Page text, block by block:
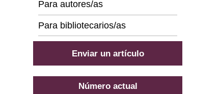
Para autores/as
Para bibliotecarios/as
Enviar un artículo
Número actual